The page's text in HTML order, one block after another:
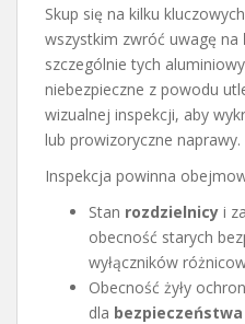
Skup się na kilku
wszystkim zwróć uwagę na
szczególnie tych
niebezpieczne z powodu
wizualnej inspekcji, aby
lub prowizoryczne naprawy.
Inspekcja powinna
Stan rozdzielnicy i
obecność starych
wyłączników
Obecność żyły
dla